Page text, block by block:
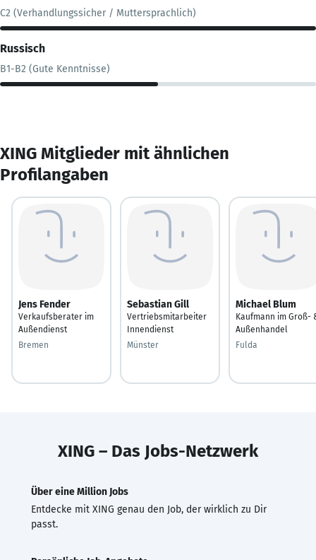
C2 (Verhandlungssicher / Muttersprachlich)
Russisch
B1-B2 (Gute Kenntnisse)
XING Mitglieder mit ähnlichen
Profilangaben
Jens Fender
Verkaufsberater im
Außendienst
Bremen
Sebastian Gill
Vertriebsmitarbeiter
Innendienst
Münster
Michael Blum
Kaufmann im Groß-
Außenhandel
Fulda
XING – Das Jobs-Netzwerk
Über eine Million Jobs
Entdecke mit XING genau den Job, der wirklich zu Dir
passt.